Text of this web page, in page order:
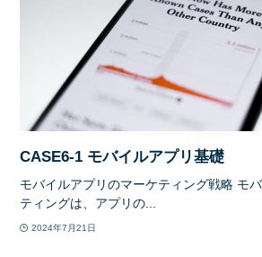
CASE6-1 モバイルアプリ基礎
モバイルアプリのマーケティング戦略 モ
ティングは、アプリの...
2024年7月21日